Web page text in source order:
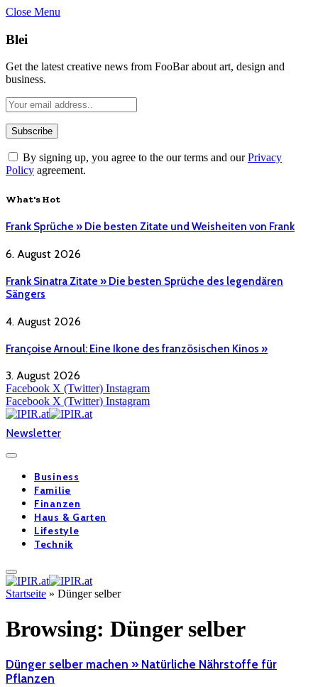
Close Menu
Blei
Get the latest creative news from FooBar about art, design and
business.
By signing up, you agree to the our terms and ourPrivacy
Policy agreement.
What's Hot
Frank Sprüche » Die besten Zitate und Weisheiten von Frank
6. August 2026
Frank Sinatra Zitate » Die besten Sprüche des legendären
Sängers
4. August 2026
Françoise Arnoul: Eine Ikone des französischen Kinos »
3. August 2026
Facebook X (Twitter) Instagram
Facebook X (Twitter) Instagram
Newsletter
Business
Familie
Finanzen
Haus & Garten
Lifestyle
Technik
Startseite » Dünger selber
Browsing: Dünger selber
Dünger selber machen » Natürliche Nährstoffe für
Pflanzen